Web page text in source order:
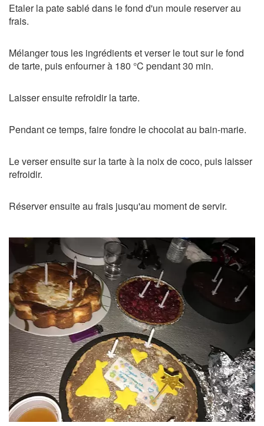
Etaler la pate sablé dans le fond d'un moule reserver au
frais.
Mélanger tous les ingrédients et verser le tout sur le fond
de tarte, puis enfourner à 180 °C pendant 30 min.
Laisser ensuite refroidir la tarte.
Pendant ce temps, faire fondre le chocolat au bain-marie.
Le verser ensuite sur la tarte à la noix de coco, puis laisser
refroidir.
Réserver ensuite au frais jusqu'au moment de servir.